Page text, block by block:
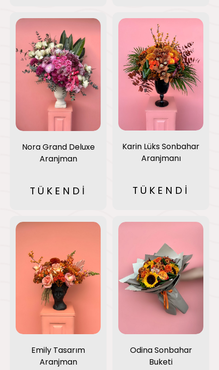
Nora Grand Deluxe
Aranjman
TÜKENDİ
Karin Lüks Sonbahar
Aranjmanı
TÜKENDİ
Emily Tasarım
Aranjman
Odina Sonbahar
Buketi